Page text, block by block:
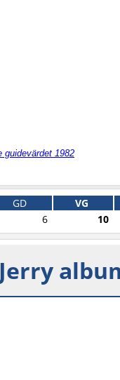
guidevärdet 1982
GD VG
6 10